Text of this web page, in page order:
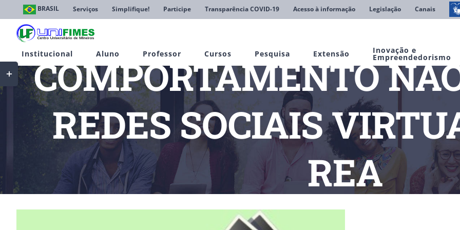
conteúdo
BRASIL Serviços Simplifique! Participe Transparência COVID-19 Acesso à informação Legislação Canais
Institucional Aluno Professor Cursos Pesquisa Extensão Inovação e
Empreendedorismo
COMPORTAMENTO
REDES SOCIAIS
REA
Toggle
Sliding
Bar